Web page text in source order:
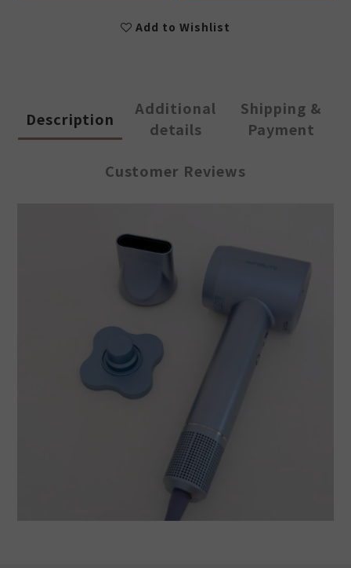
Add to Wishlist
Description
Additional
details
Shipping &
Payment
Customer Reviews